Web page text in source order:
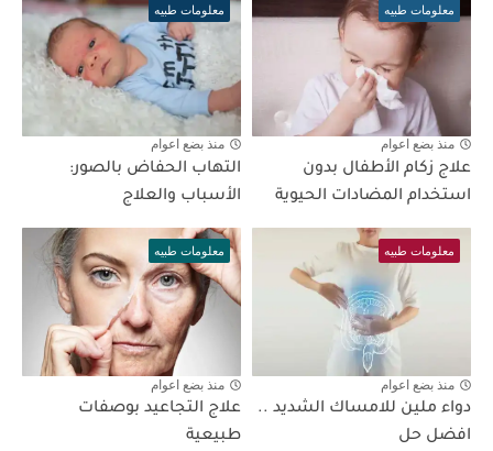
معلومات طبيه
منذ بضع اعوام
علاج زكام الأطفال بدون
استخدام المضادات الحيوية
معلومات طبيه
منذ بضع اعوام
التهاب الحفاض بالصور:
الأسباب والعلاج
معلومات طبيه
منذ بضع اعوام
دواء ملين للامساك الشديد ..
افضل حل
معلومات طبيه
منذ بضع اعوام
علاج التجاعيد بوصفات
طبيعية